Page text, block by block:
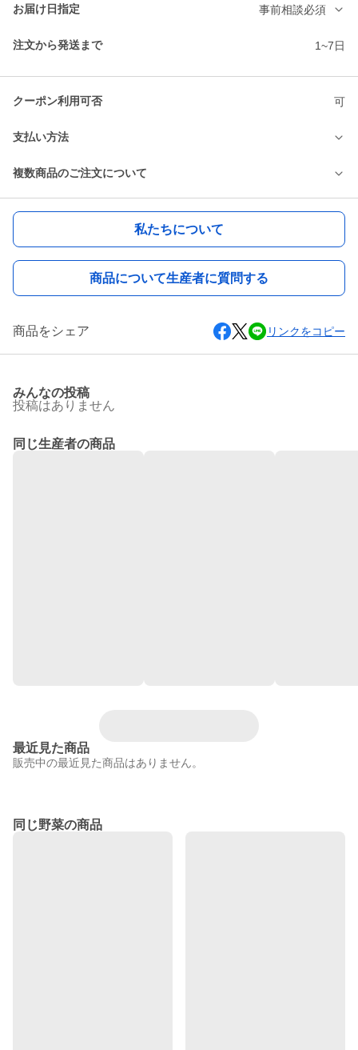
お届け日指定 事前相談必須
注文から発送まで 1~7日
クーポン利用可否 可
支払い方法
複数商品のご注文について
私たちについて
商品について生産者に質問する
商品をシェア リンクをコピー
みんなの投稿
投稿はありません
同じ生産者の商品
最近見た商品
販売中の最近見た商品はありません。
同じ野菜の商品